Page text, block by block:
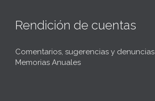
Rendición de cuentas
Comentarios, sugerencias y denuncias
Memorias Anuales